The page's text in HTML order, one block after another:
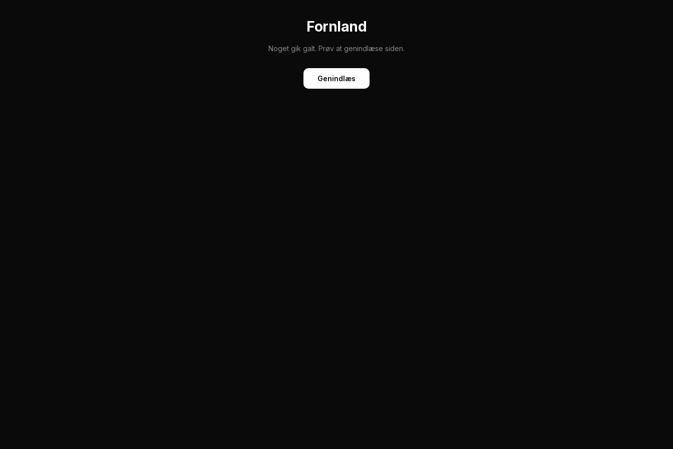
Fornland
Noget gik galt. Prøv at genindlæse siden.
Genindlæs